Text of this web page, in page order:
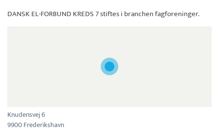
DANSK EL-FORBUND KREDS 7stiftes i branchen fagforeninger.
Knudensvej 6
9900 Frederikshavn